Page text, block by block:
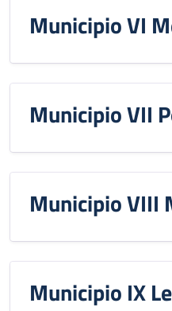
Municipio VI
Municipio VII
Municipio VIII
Municipio IX